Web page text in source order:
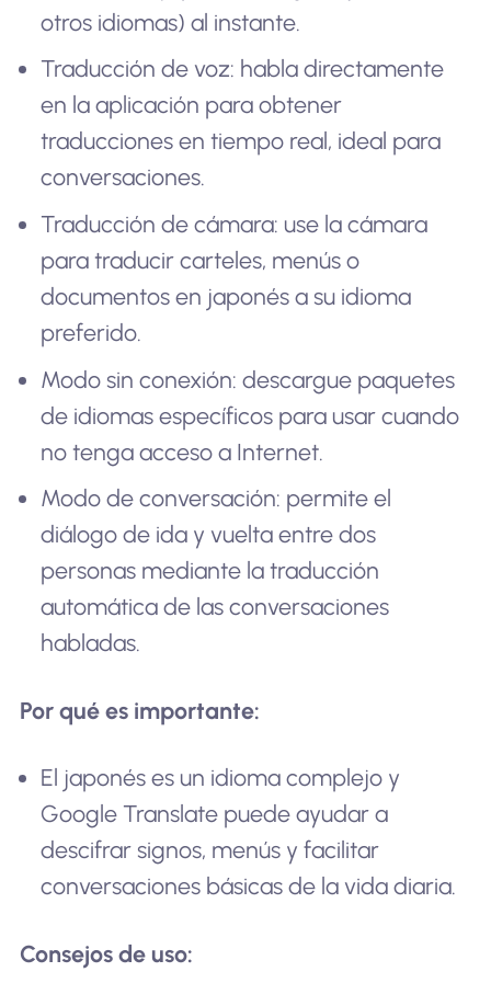
otros idiomas) al instante.
Traducción de voz: habla directamente
en la aplicación para obtener
traducciones en tiempo real, ideal para
conversaciones.
Traducción de cámara: use la cámara
para traducir carteles, menús o
documentos en japonés a su idioma
preferido.
Modo sin conexión: descargue paquetes
de idiomas específicos para usar cuando
no tenga acceso a Internet.
Modo de conversación: permite el
diálogo de ida y vuelta entre dos
personas mediante la traducción
automática de las conversaciones
habladas.
Por qué es importante:
El japonés es un idioma complejo y
Google Translate puede ayudar a
descifrar signos, menús y facilitar
conversaciones básicas de la vida diaria.
Consejos de uso: